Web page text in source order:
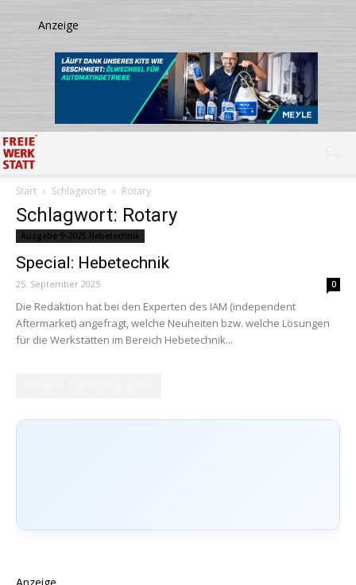
Start Schlagworte Rotary
Schlagwort: Rotary
Ausgabe 9-2025 Hebetechnik
Special: Hebetechnik
25. September 2025 0
Die Redaktion hat bei den Experten des IAM (independent
Aftermarket) angefragt, welche Neuheiten bzw. welche Lösungen
für die Werkstätten im Bereich Hebetechnik...